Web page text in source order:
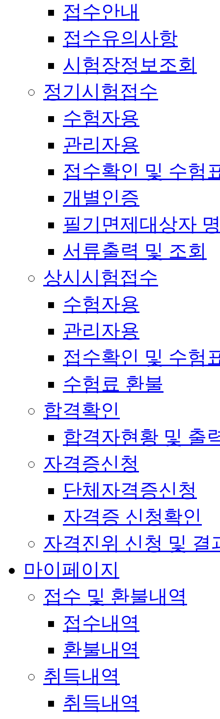
접수안내
접수유의사항
시험장정보조회
정기시험접수
수험자용
관리자용
접수확인 및 수험
개별인증
필기면제대상자
서류출력 및 조회
상시시험접수
수험자용
관리자용
접수확인 및 수험
수험료 환불
합격확인
합격자현황 및 출
자격증신청
단체자격증신청
자격증 신청확인
자격진위 신청 및 결
마이페이지
접수 및 환불내역
접수내역
환불내역
취득내역
취득내역